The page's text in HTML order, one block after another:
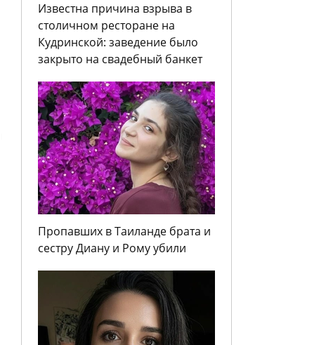
Известна причина взрыва в
столичном ресторане на
Кудринской: заведение было
закрыто на свадебный банкет
Пропавших в Таиланде брата и
сестру Диану и Рому убили